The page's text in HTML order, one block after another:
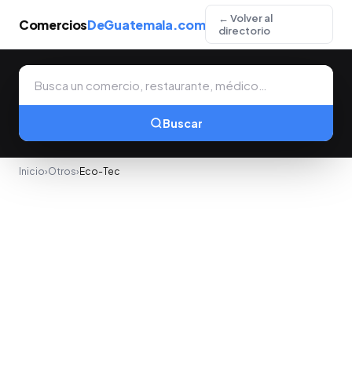
ComerciosDeGuatemala.com
← Volver al
directorio
Buscar
Inicio›Otros› Eco-Tec